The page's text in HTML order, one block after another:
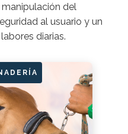
del
al usuario y un
diarias.